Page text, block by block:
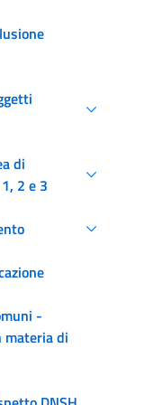
di
2 e 3
-
di